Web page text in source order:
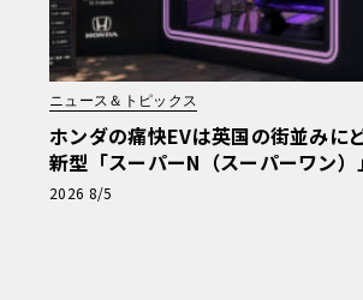
ニュース＆トピックス
ホンダの痛快EVは英国の街並みに
新型「スーパーN（スーパーワン）
ゃ箱ツアーの全貌
2026 8/5